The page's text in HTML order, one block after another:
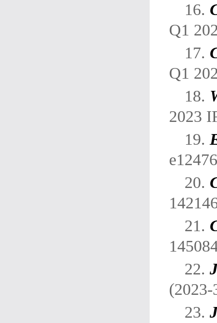
16.
Q1
17.
Q1
18.
2023
19.
20.
21.
22.
23.